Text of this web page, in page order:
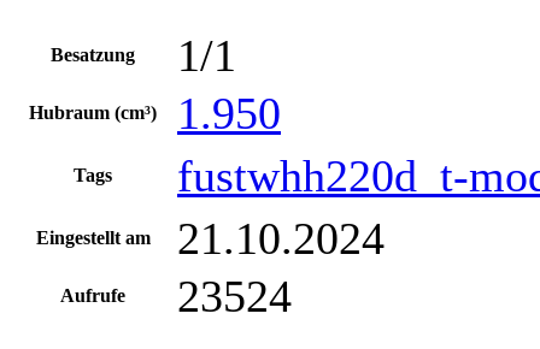
Besatzung 1/1
Hubraum (cm³) 1.950
Tags fustwhh220d_t-
Eingestellt am 21.10.2024
Aufrufe 23524